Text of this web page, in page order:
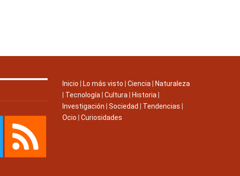
Inicio Lo más visto Ciencia
Naturaleza
Tecnología Cultura Historia
Investigación
Sociedad Tendencias
Ocio
Curiosidades